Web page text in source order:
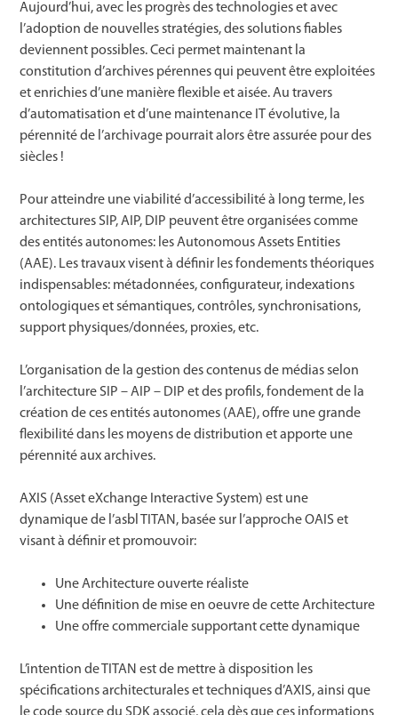
Aujourd’hui, avec les progrès des technologies et avec
l’adoption de nouvelles stratégies, des solutions fiables
deviennent possibles. Ceci permet maintenant la
constitution d’archives pérennes qui peuvent être exploitées
et enrichies d’une manière flexible et aisée. Au travers
d’automatisation et d’une maintenance IT évolutive, la
pérennité de l’archivage pourrait alors être assurée pour des
siècles !
Pour atteindre une viabilité d’accessibilité à long terme, les
architectures SIP, AIP, DIP peuvent être organisées comme
des entités autonomes: les Autonomous Assets Entities
(AAE). Les travaux visent à définir les fondements théoriques
indispensables: métadonnées, configurateur, indexations
ontologiques et sémantiques, contrôles, synchronisations,
support physiques/données, proxies, etc.
L’organisation de la gestion des contenus de médias selon
l’architecture SIP – AIP – DIP et des profils, fondement de la
création de ces entités autonomes (AAE), offre une grande
flexibilité dans les moyens de distribution et apporte une
pérennité aux archives.
AXIS (Asset eXchange Interactive System) est une
dynamique de l’asbl TITAN, basée sur l’approche OAIS et
visant à définir et promouvoir:
Une Architecture ouverte réaliste
Une définition de mise en oeuvre de cette Architecture
Une offre commerciale supportant cette dynamique
L’intention de TITAN est de mettre à disposition les
spécifications architecturales et techniques d’AXIS, ainsi que